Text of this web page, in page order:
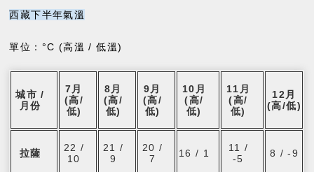
西藏下半年氣溫
單位：°C (高溫 / 低溫)
城市 /
月份
7月
(高/
低)
8月
(高/
低)
9月
(高/
低)
10月
(高/
低)
11月
(高/
低)
12月
(高/低)
拉薩
22 /
10
21 /
9
20 /
7
16 / 1
11 /
-5
8 / -9